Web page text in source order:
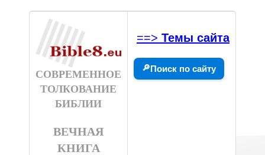
СОВРЕМЕННОЕ
ТОЛКОВАНИЕ
БИБЛИИ
ВЕЧНАЯ
КНИГА
==> Темы сайта
🔎Поиск по сайту